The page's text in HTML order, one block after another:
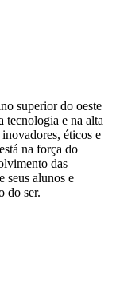
superior do oeste
tecnologia e na alta
éticos e
na força do
das
seus alunos e
do ser.